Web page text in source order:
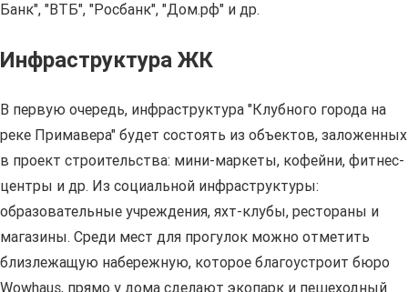
Банк", "ВТБ", "Росбанк", "Дом.рф" и др.
Инфраструктура ЖК
В первую очередь, инфраструктура "Клубного города на
реке Примавера" будет состоять из объектов, заложенных
в проект строительства: мини-маркеты, кофейни, фитнес-
центры и др. Из социальной инфраструктуры:
образовательные учреждения, яхт-клубы, рестораны и
магазины. Среди мест для прогулок можно отметить
близлежащую набережную, которое благоустроит бюро
Wowhaus, прямо у дома сделают экопарк и пешеходный